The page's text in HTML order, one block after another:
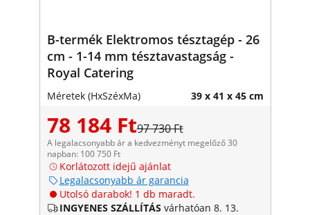
B-termék Elektromos tésztagép - 26
cm - 1-14 mm tésztavastagság -
Royal Catering
Méretek (HxSzéxMa) 39 x 41 x 45 cm
78 184 Ft97 730 Ft
A legalacsonyabb ár a kedvezményt megelőző 30
napban: 100 750 Ft
Korlátozott idejű ajánlat
Legalacsonyabb ár garancia
Utolsó darabok! 1 db maradt.
INGYENES SZÁLLÍTÁS várhatóan 8. 13.